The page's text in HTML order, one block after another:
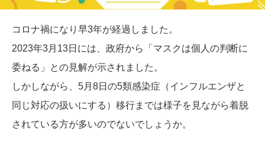
コロナ禍になり早3年が経過しました。
2023年3月13日には、政府から「マスクは個人の判断に
委ねる」との見解が示されました。
しかしながら、5月8日の5類感染症（インフルエンザと
同じ対応の扱いにする）移行までは様子を見ながら着脱
されている方が多いのでないでしょうか。